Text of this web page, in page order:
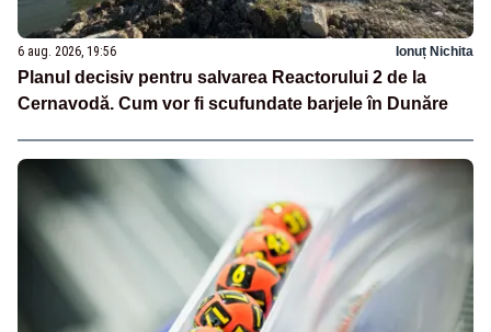
6 aug. 2026, 19:56 Ionuț Nichita
Planul decisiv pentru salvarea Reactorului 2 de la
Cernavodă. Cum vor fi scufundate barjele în Dunăre